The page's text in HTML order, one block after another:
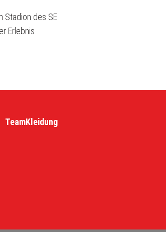
Stadion des SE
Erlebnis
TeamKleidung